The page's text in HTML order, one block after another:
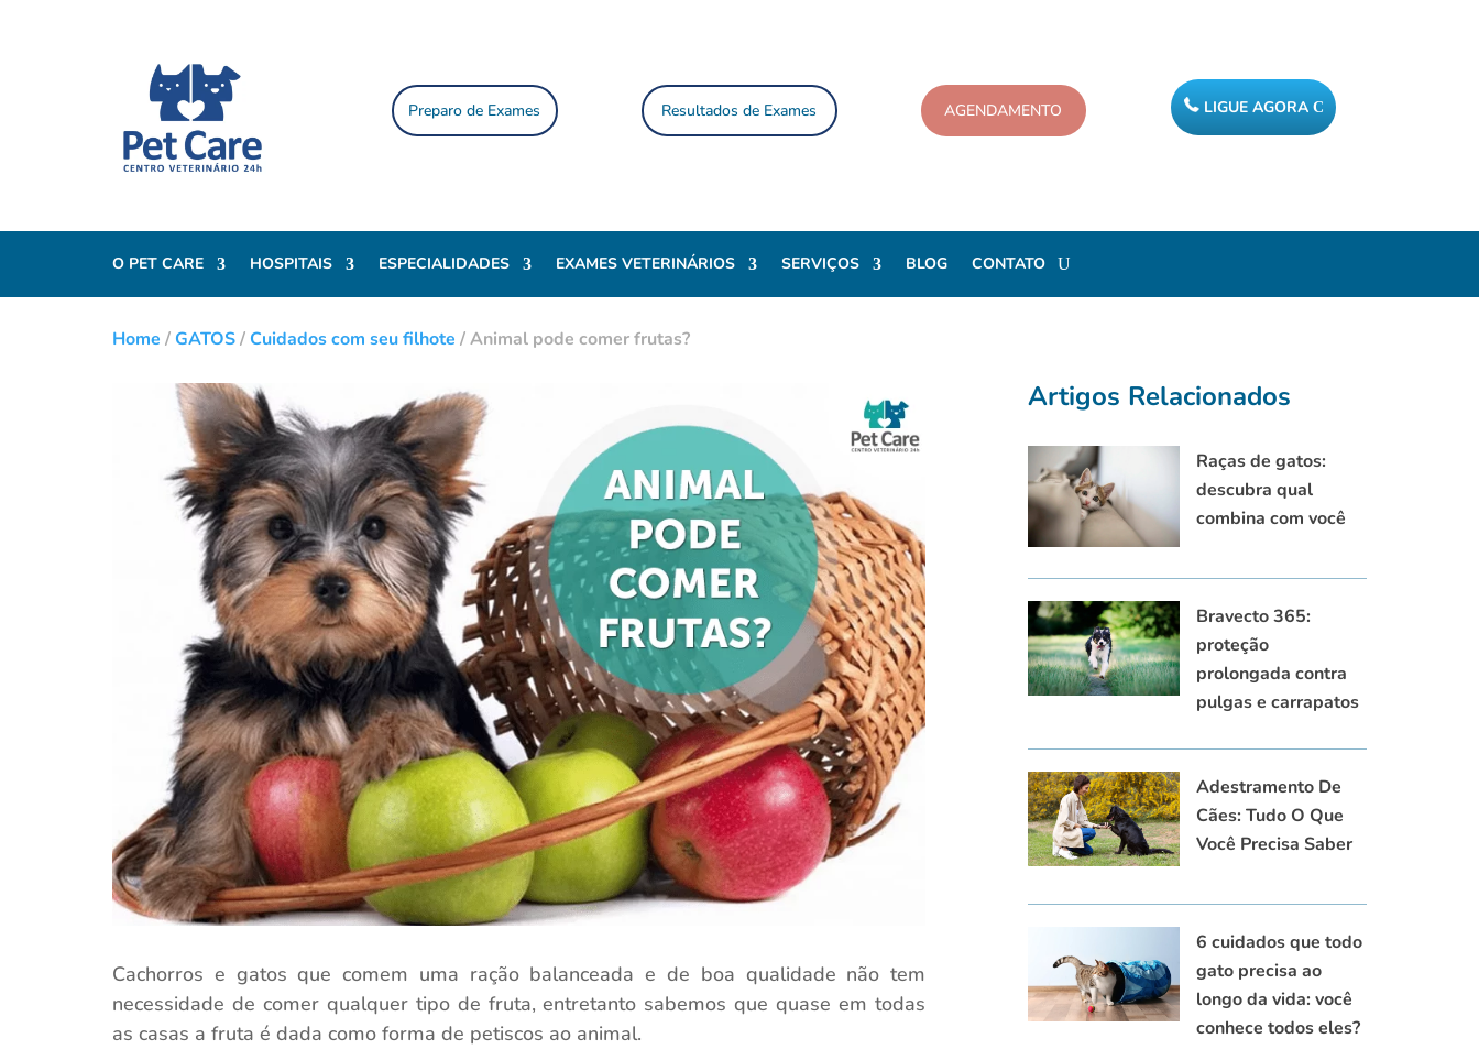
Preparo de Exames Resultados de Exames AGENDAMENTO LIGUE AGORA
O PET CARE HOSPITAIS ESPECIALIDADES EXAMES VETERINÁRIOS SERVIÇOS BLOG CONTATO
Home /GATOS/Cuidados com seu filhote /Animal pode comer frutas?
Cachorros e gatos que comem uma ração balanceada e de boa qualidade não tem
necessidade de comer qualquer tipo de fruta, entretanto sabemos que quase em todas
as casas a fruta é dada como forma de petiscos ao animal.
Artigos Relacionados
Raças de gatos:
descubra qual
combina com você
Bravecto 365:
proteção
prolongada contra
pulgas e carrapatos
Adestramento De
Cães: Tudo O Que
Você Precisa Saber
6 cuidados que todo
gato precisa ao
longo da vida: você
conhece todos eles?